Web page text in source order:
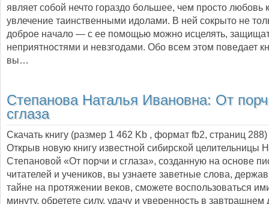
являет собой нечто гораздо большее, чем просто любовь
увлечение таинственными идолами. В ней сокрыто не
доброе начало — с ее помощью можно исцелять,
неприятностями и невзгодами. Обо всем этом поведает
вы…
Степанова Наталья Ивановна: От
сглаза
Скачать книгу (размер 1 462 Kb , формат fb2, страниц 288
Открыв новую книгу известной сибирской целительницы
Степановой «От порчи и сглаза», созданную на основе
читателей и учеников, вы узнаете заветные слова,
тайне на протяжении веков, сможете воспользоваться
минуту, обретете силу, удачу и уверенность в завтрашнем